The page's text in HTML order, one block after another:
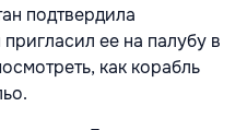
подтвердила
ее на палубу в
как корабль